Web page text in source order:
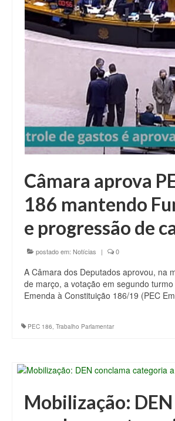
Fale conosco
Câmara aprova
186 mantendo
e progressão de
postado em: Notícias | 0
A Câmara dos Deputados aprovou, na
de março, a votação em segundo
Emenda à Constituição 186/19 (PEC
PEC 186, Trabalho Parlamentar
Mobilização: DEN